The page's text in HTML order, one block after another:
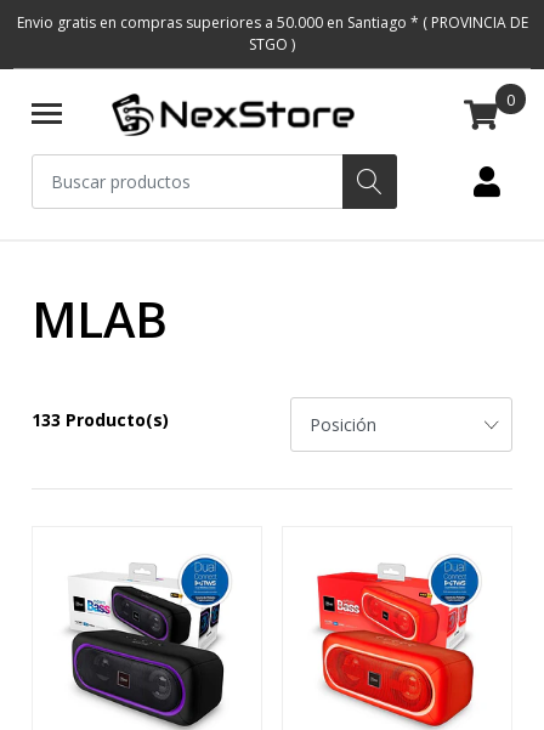
Envio gratis en compras superiores a 50.000 en Santiago * ( PROVINCIA DE
STGO )
0
MLAB
133 Producto(s)